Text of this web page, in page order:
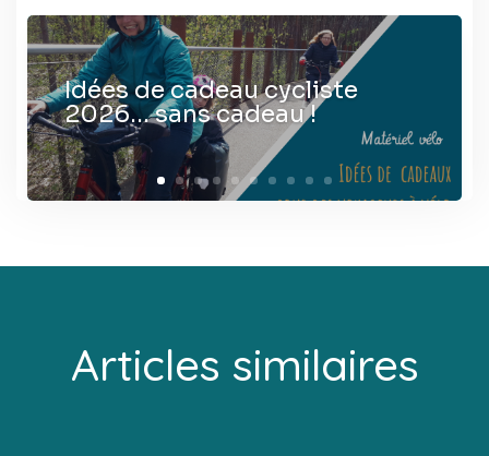
Idées de cadeau cycliste
2026… sans cadeau !
Articles similaires